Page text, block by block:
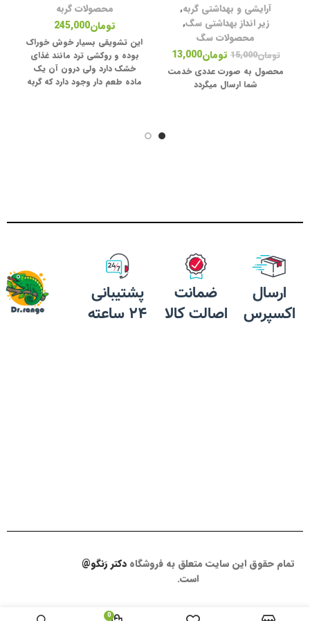
آرایشی و بهداشتی گربه,
زیر انداز بهداشتی سگ,
محصولات سگ
تومان15,000 تومان13,000
محصول به صورت عددی خدمت
شما ارسال میگردد
محصولات گربه
تومان245,000
این تشویقی بسیار خوش خوراک
بوده و روکشی ترد مانند غذای
خشک دارد ولی درون آن یک
ماده طعم دار وجود دارد که گربه
ارسال
اکسپرس
ضمانت
اصالت کالا
پشتیبانی
24 ساعته
تمام حقوق این سایت متعلق به فروشگاهدکتر رَنگو@
است.
0